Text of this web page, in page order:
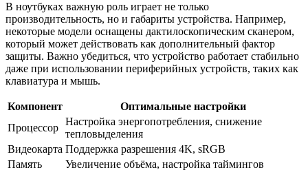
В ноутбуках важную роль играет не только
производительность, но и габариты устройства. Например,
некоторые модели оснащены дактилоскопическим сканером,
который может действовать как дополнительный фактор
защиты. Важно убедиться, что устройство работает стабильно
даже при использовании периферийных устройств, таких как
клавиатура и мышь.
Компонент
Оптимальные настройки
Процессор
Настройка энергопотребления, снижение
тепловыделения
Видеокарта Поддержка разрешения 4K, sRGB
Память
Увеличение объёма, настройка таймингов